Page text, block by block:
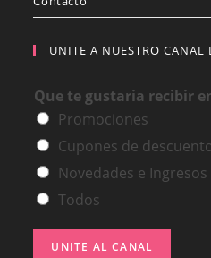
UNITE A NUESTRO CANAL
Que te gustaria recibir
Promociones
Cupones de
Novedades e Ingresos
Todos
UNITE AL CANAL